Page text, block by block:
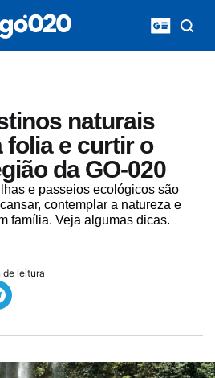
naturais
folia e curtir o
da GO-020
e passeios ecológicos são
contemplar a natureza e
família. Veja algumas dicas.
de leitura